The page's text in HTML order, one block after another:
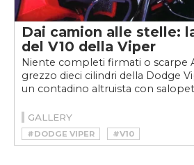
Dai camion alle stelle:
del V10 della Viper
Niente completi firmati o scarpe
grezzo dieci cilindri della Dodge
un contadino altruista con
GALLERY
#DODGE VIPER #V10